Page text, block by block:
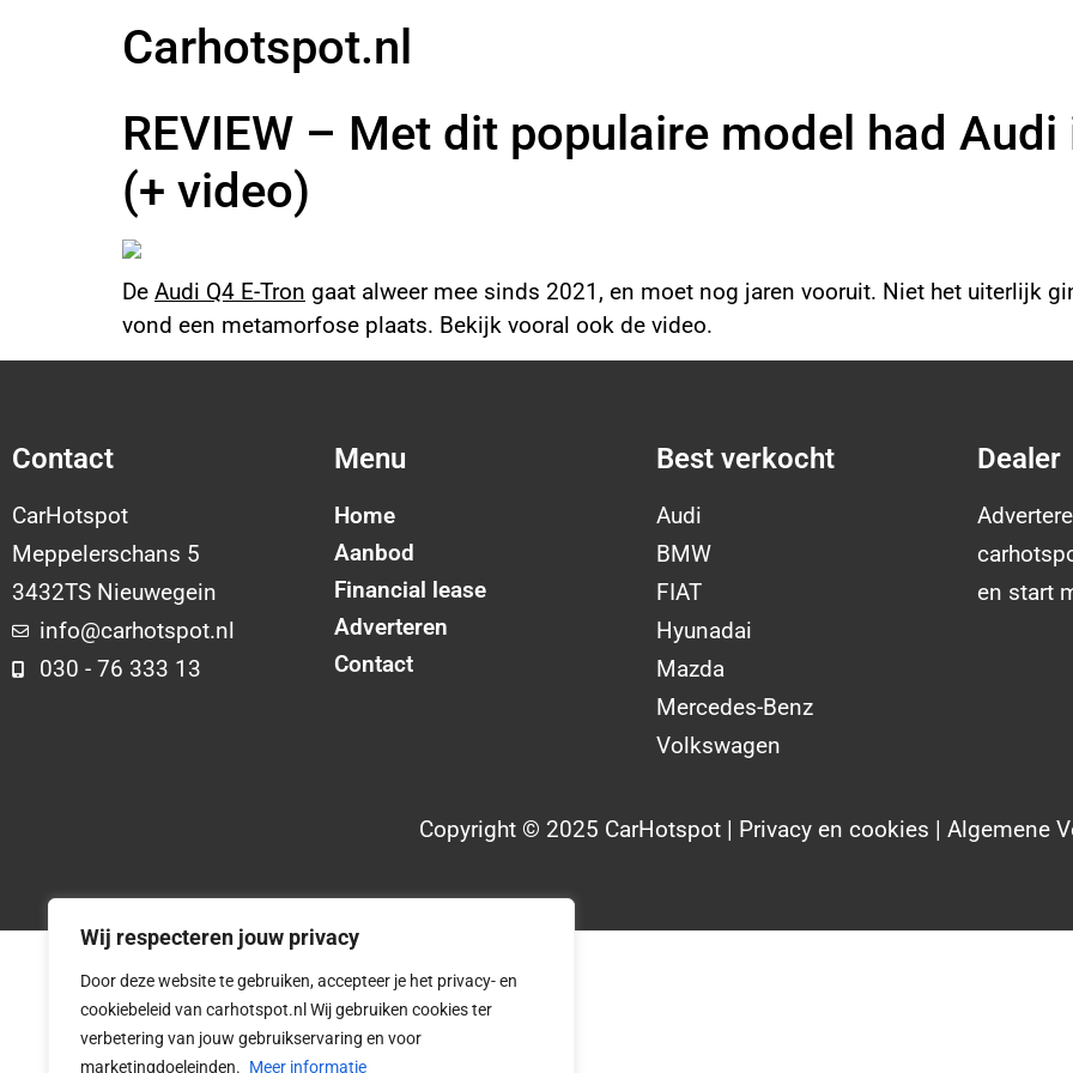
Wij respecteren jouw privacy
Door deze website te gebruiken, accepteer je het privacy- en
cookiebeleid van carhotspot.nl Wij gebruiken cookies ter
verbetering van jouw gebruikservaring en voor
marketingdoeleinden. Meer informatie
Carhotspot.nl
REVIEW – Met dit populaire model had
(+ video)
De Audi Q4 E-Tron gaat alweer mee sinds 2021, en moet nog jaren vooruit. Niet het uiterlijk
vond een metamorfose plaats. Bekijk vooral ook de video.
Contact
CarHotspot
Meppelerschans 5
3432TS Nieuwegein
info@carhotspot.nl
030 - 76 333 13
Menu
Home
Aanbod
Financial lease
Adverteren
Contact
Best verkocht
Audi
BMW
FIAT
Hyunadai
Mazda
Mercedes-Benz
Volkswagen
Dealer
en start
Copyright © 2025 CarHotspot | Privacy en cookies | Algemene